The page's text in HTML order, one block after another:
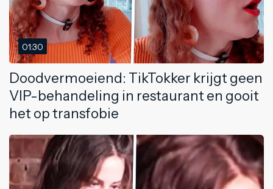
01:30
Doodvermoeiend: TikTokker krijgt geen
VIP-behandeling in restaurant en gooit
het op transfobie